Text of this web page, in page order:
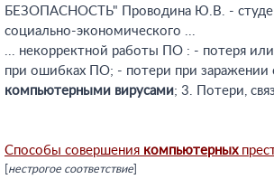
БЕЗОПАСНОСТЬ" Проводина Ю.В. -
социально-экономического ...
... некорректной работы ПО : - потеря
при ошибках ПО; - потери при заражении
компьютерными вирусами; 3. Потери,
Способы совершения компьютерных
нестрогое соответствие